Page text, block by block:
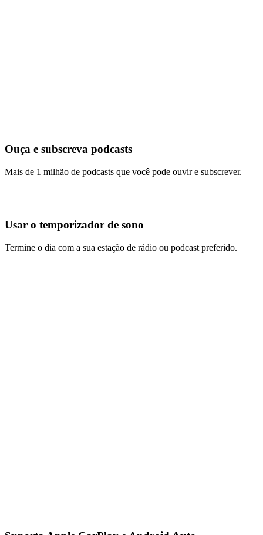
Ouça e subscreva podcasts
Mais de 1 milhão de podcasts que você pode ouvir e subscrever.
Usar o temporizador de sono
Termine o dia com a sua estação de rádio ou podcast preferido.